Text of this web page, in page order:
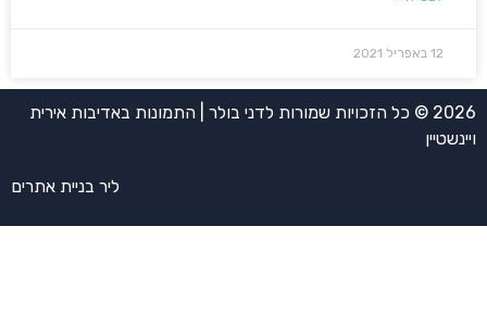
12 באפריל 2021
2026 © כל הזכויות שמורות לדני בולר | התמונות באדיבות אירית
ויינשטיין
ליר בניית אתרים